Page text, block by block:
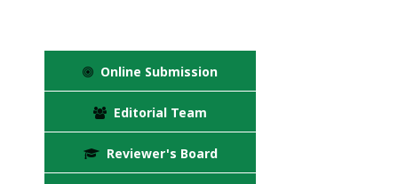
Online Submission
Editorial Team
Reviewer's Board